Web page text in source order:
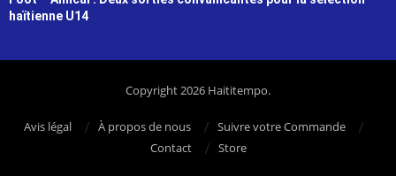
haïtienne U14
Copyright 2026 Haititempo.
Avis légal À propos de nous
Suivre votre Commande
Contact
Store